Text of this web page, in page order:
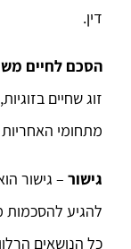
דין.
הסכם לחיים
זוג שחיים
מתחומי האחריות
גישור – גישור
להגיע להסכמות
כל הנושאים